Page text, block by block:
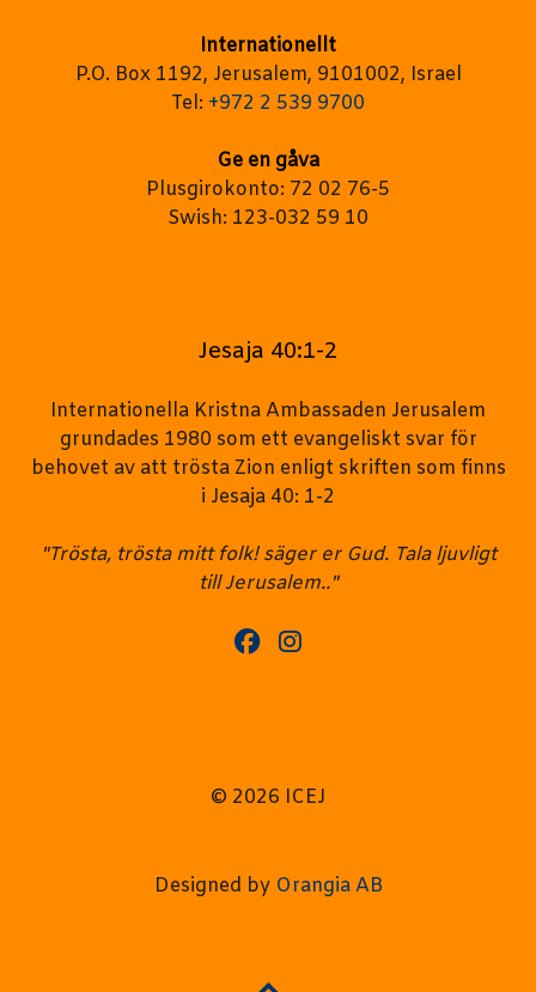
Internationellt
P.O. Box 1192, Jerusalem, 9101002, Israel
Tel: +972 2 539 9700
Ge en gåva
Plusgirokonto: 72 02 76-5
Swish: 123-032 59 10
Jesaja 40:1-2
Internationella Kristna Ambassaden Jerusalem
grundades 1980 som ett evangeliskt svar för
behovet av att trösta Zion enligt skriften som finns
i Jesaja 40: 1-2
"Trösta, trösta mitt folk! säger er Gud. Tala ljuvligt
till Jerusalem.."
© 2026 ICEJ
Designed by Orangia AB